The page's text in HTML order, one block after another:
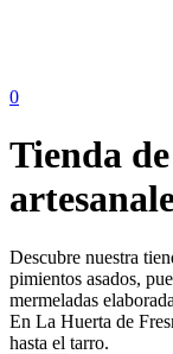
0
Tienda
Descubre nuestra
pimientos asados,
mermeladas
En La Huerta de
hasta el tarro.